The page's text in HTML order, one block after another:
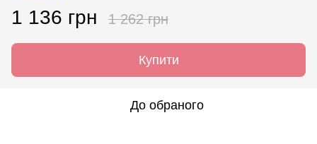
1 136 грн 1 262 грн
Купити
До обраного